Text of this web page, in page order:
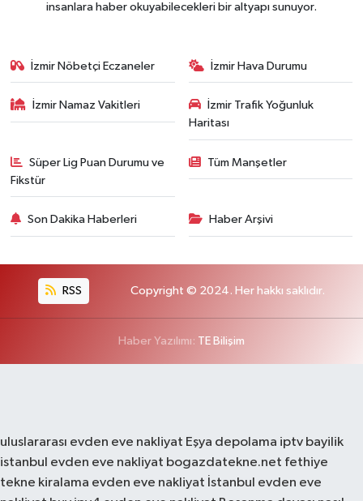
insanlara haber okuyabilecekleri bir altyapı sunuyor.
İzmir Nöbetçi Eczaneler İzmir Hava Durumu
İzmir Namaz Vakitleri
İzmir Trafik Yoğunluk
Haritası
Süper Lig Puan Durumu ve
Fikstür
Tüm Manşetler
Son Dakika Haberleri Haber Arşivi
RSS Copyright © 2024. Her hakkı saklıdır.
Haber Yazılımı: TE Bilişim
uluslararası evden eve nakliyat Eşya depolama iptv bayilik
istanbul evden eve nakliyat bogazdatekne.net fethiye
tekne kiralama evden eve nakliyat İstanbul evden eve